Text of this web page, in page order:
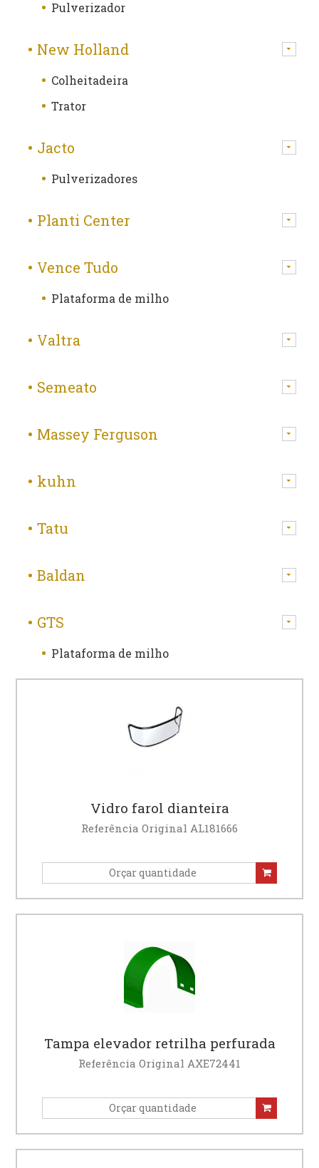
Pulverizador
New Holland
Colheitadeira
Trator
Jacto
Pulverizadores
Planti Center
Vence Tudo
Plataforma de milho
Valtra
Semeato
Massey Ferguson
kuhn
Tatu
Baldan
GTS
Plataforma de milho
Vidro farol dianteira
Referência Original AL181666
Tampa elevador retrilha perfurada
Referência Original AXE72441